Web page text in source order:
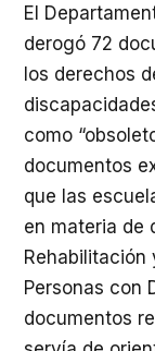
El
derogó 72
los derechos
como
documentos
que las
en materia de
Rehabilitación
Personas con
documentos